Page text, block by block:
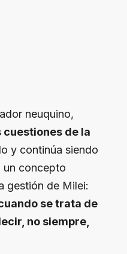
neuquino,
de la
y continúa siendo
un concepto
gestión de Milei:
se trata de
no siempre,